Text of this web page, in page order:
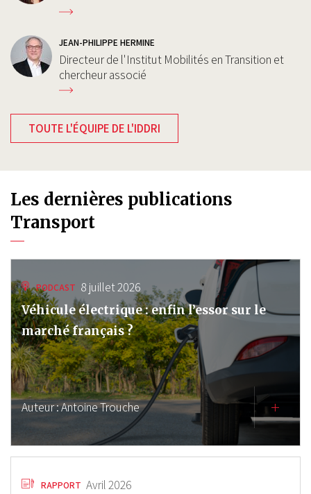
JEAN-PHILIPPE HERMINE
Directeur de l'Institut Mobilités en Transition et
chercheur associé
TOUTE L'ÉQUIPE DE L'IDDRI
Les dernières publications
Transport
PODCAST 8 juillet 2026
Véhicule électrique : enfin l’essor sur le
marché français ?
Auteur :Antoine Trouche
RAPPORT Avril 2026